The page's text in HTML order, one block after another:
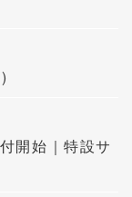
開始｜特設サ